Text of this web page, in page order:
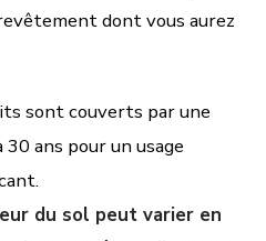
dont vous aurez
sont couverts par une
ans pour un usage
du sol peut varier en